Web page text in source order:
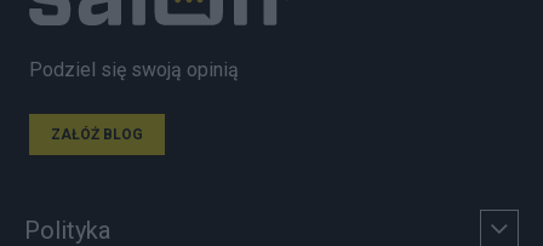
Podziel się swoją opinią
ZAŁÓŻ BLOG
Polityka